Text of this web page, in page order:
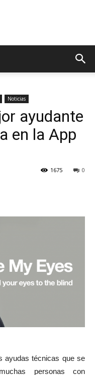
Noticias
ayudante
en la App
0
1675
ayudas técnicas que se
personas con